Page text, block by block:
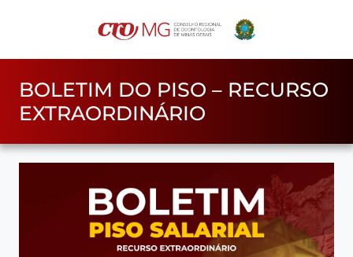
BOLETIM DO PISO – RECURSO
EXTRAORDINÁRIO